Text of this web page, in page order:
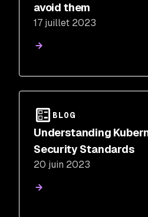
avoid them
17 juillet 2023
BLOG
Understanding
Security Standards
20 juin 2023